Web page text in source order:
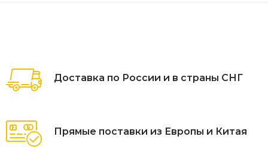
Доставка по России и в страны СНГ
Прямые поставки из Европы и Китая